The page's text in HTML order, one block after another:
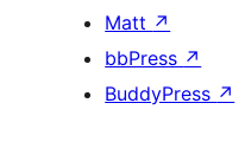
Matt ↗
bbPress ↗
BuddyPress ↗